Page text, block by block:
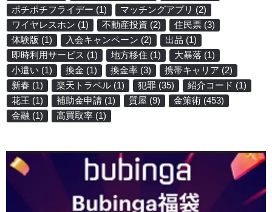
ポチポチフライデー (1) マッチングアプリ (2)
ワイヤレスホン (1) 不動産投資 (2) 住民票 (3)
体験版 (1) 入会キャンペーン (2) 出品 (1)
即時利用サービス (1) 地方移住 (1) 大暴落 (1)
小遣い (1) 換金 (1) 換金率 (3) 携帯キャリア (2)
新春 (1) 楽天トラベル (1) 犯罪 (35) 紹介コード (1)
花王 (1) 補助金申請 (1) 質屋 (9) 金策術 (453)
金融 (1) 高買取率 (1)